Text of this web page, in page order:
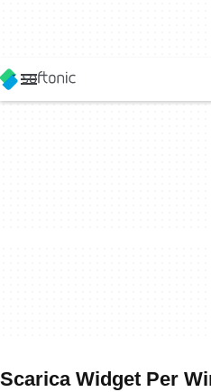
Scarica Widget Per